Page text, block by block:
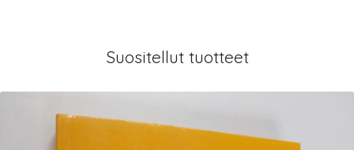
Suositellut tuotteet